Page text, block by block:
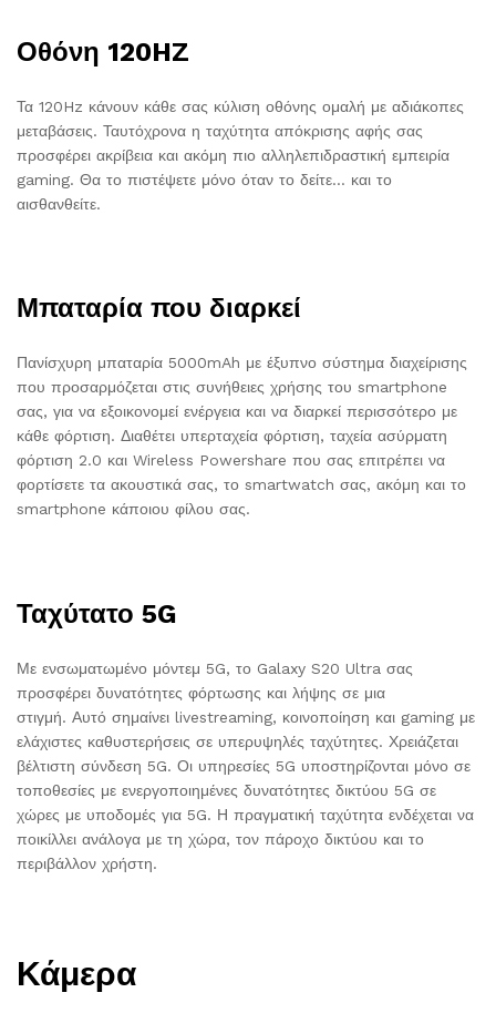
Οθόνη 120HZ
Τα 120Hz κάνουν κάθε σας κύλιση οθόνης ομαλή με αδιάκοπες
μεταβάσεις. Ταυτόχρονα η ταχύτητα απόκρισης αφής σας
προσφέρει ακρίβεια και ακόμη πιο αλληλεπιδραστική εμπειρία
gaming. Θα το πιστέψετε μόνο όταν το δείτε… και το
αισθανθείτε.
Μπαταρία που διαρκεί
Πανίσχυρη μπαταρία 5000mAh με έξυπνο σύστημα διαχείρισης
που προσαρμόζεται στις συνήθειες χρήσης του smartphone
σας, για να εξοικονομεί ενέργεια και να διαρκεί περισσότερο με
κάθε φόρτιση. Διαθέτει υπερταχεία φόρτιση, ταχεία ασύρματη
φόρτιση 2.0 και Wireless Powershare που σας επιτρέπει να
φορτίσετε τα ακουστικά σας, το smartwatch σας, ακόμη και το
smartphone κάποιου φίλου σας.
Ταχύτατο 5G
Με ενσωματωμένο μόντεμ 5G, το Galaxy S20 Ultra σας
προσφέρει δυνατότητες φόρτωσης και λήψης σε μια
στιγμή. Αυτό σημαίνει livestreaming, κοινοποίηση και gaming με
ελάχιστες καθυστερήσεις σε υπερυψηλές ταχύτητες. Χρειάζεται
βέλτιστη σύνδεση 5G. Οι υπηρεσίες 5G υποστηρίζονται μόνο σε
τοποθεσίες με ενεργοποιημένες δυνατότητες δικτύου 5G σε
χώρες με υποδομές για 5G. Η πραγματική ταχύτητα ενδέχεται να
ποικίλλει ανάλογα με τη χώρα, τον πάροχο δικτύου και το
περιβάλλον χρήστη.
Κάμερα